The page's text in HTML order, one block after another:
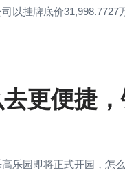
以挂牌底价31,998.7727
更便捷
乐园即将正式开园，怎